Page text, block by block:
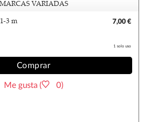
MARCAS VARIADAS
3 m
7,00 €
1 solo uso
Comprar
Me gusta ( 0)